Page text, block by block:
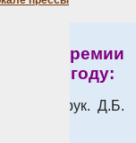
премии
в 2019 году:
рук. Д.Б.